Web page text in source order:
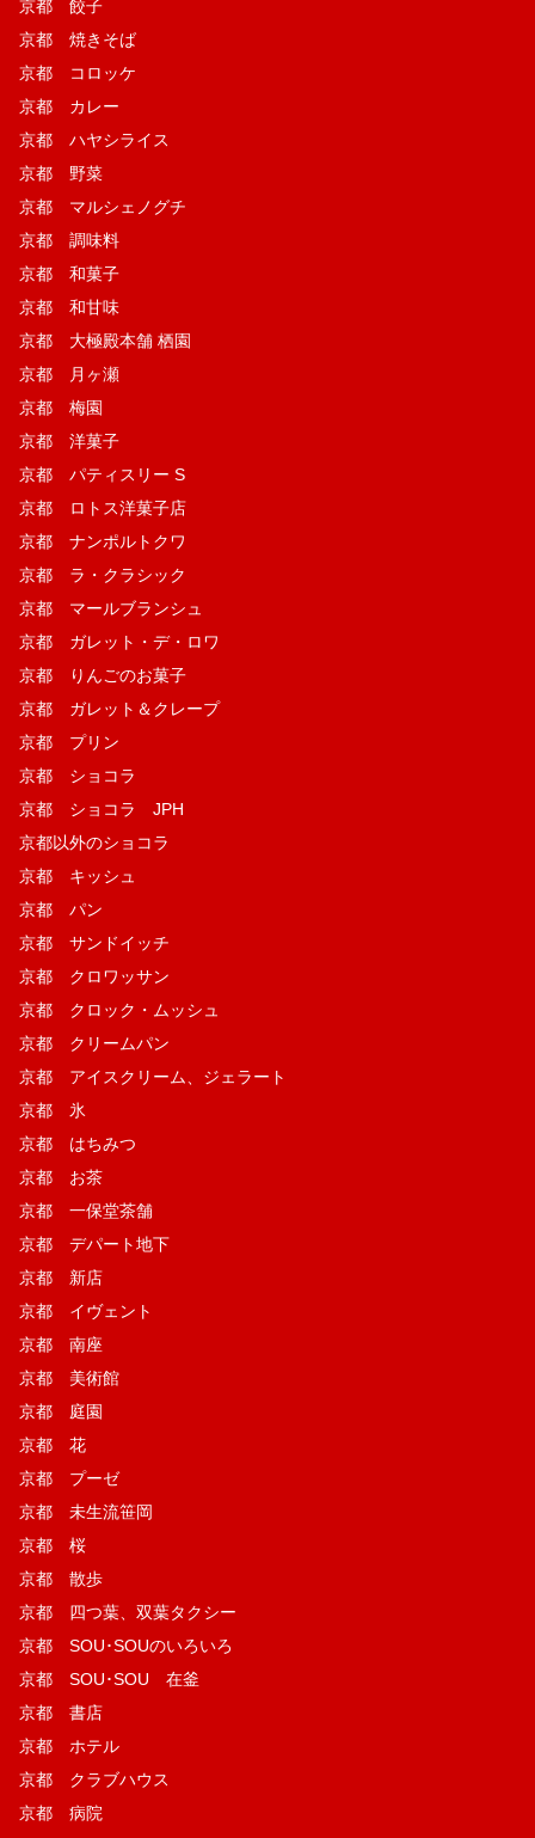
京都 餃子
京都 焼きそば
京都 コロッケ
京都 カレー
京都 ハヤシライス
京都 野菜
京都 マルシェノグチ
京都 調味料
京都 和菓子
京都 和甘味
京都 大極殿本舗 栖園
京都 月ヶ瀬
京都 梅園
京都 洋菓子
京都 パティスリー S
京都 ロトス洋菓子店
京都 ナンポルトクワ
京都 ラ・クラシック
京都 マールブランシュ
京都 ガレット・デ・ロワ
京都 りんごのお菓子
京都 ガレット＆クレープ
京都 プリン
京都 ショコラ
京都 ショコラ JPH
京都以外のショコラ
京都 キッシュ
京都 パン
京都 サンドイッチ
京都 クロワッサン
京都 クロック・ムッシュ
京都 クリームパン
京都 アイスクリーム、ジェラート
京都 氷
京都 はちみつ
京都 お茶
京都 一保堂茶舗
京都 デパート地下
京都 新店
京都 イヴェント
京都 南座
京都 美術館
京都 庭園
京都 花
京都 プーゼ
京都 未生流笹岡
京都 桜
京都 散歩
京都 四つ葉、双葉タクシー
京都 SOU･SOUのいろいろ
京都 SOU･SOU 在釜
京都 書店
京都 ホテル
京都 クラブハウス
京都 病院